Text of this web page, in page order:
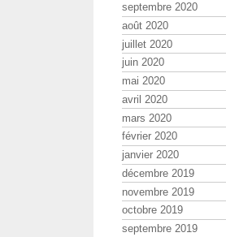
septembre 2020
août 2020
juillet 2020
juin 2020
mai 2020
avril 2020
mars 2020
février 2020
janvier 2020
décembre 2019
novembre 2019
octobre 2019
septembre 2019